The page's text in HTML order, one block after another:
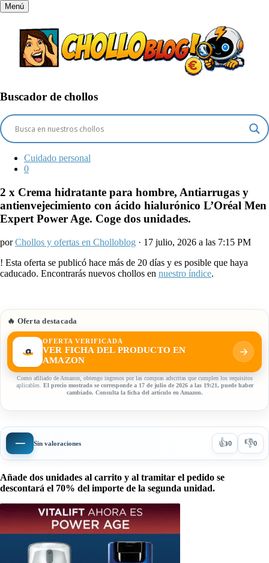
Menú
Buscador de chollos
Cuidado personal
0
2 x Crema hidratante para hombre, Antiarrugas y
antienvejecimiento con ácido hialurónico L’Oréal Men
Expert Power Age. Coge dos unidades.
porChollos y ofertas en Cholloblog · 17 julio, 2026 a las 7:15 PM
! Esta oferta se publicó hace más de 20 días y es posible que haya
caducado. Encontrarás nuevos chollos en nuestro índice.
🔥 Oferta destacada
OFERTA VERIFICADA
VER FICHA DEL PRODUCTO EN
AMAZON
Como afiliado de Amazon, obtengo ingresos por las compras adscritas que cumplen los requisitos
aplicables. El precio mostrado se corresponde a 17 de julio de 2026 a las 19:21, puede haber
cambiado. Consulta la ficha del artículo en Amazon.
— Sin valoraciones 👍0 👎0
Añade dos unidades al carrito y al tramitar el pedido se
descontará el 70% del importe de la segunda unidad.